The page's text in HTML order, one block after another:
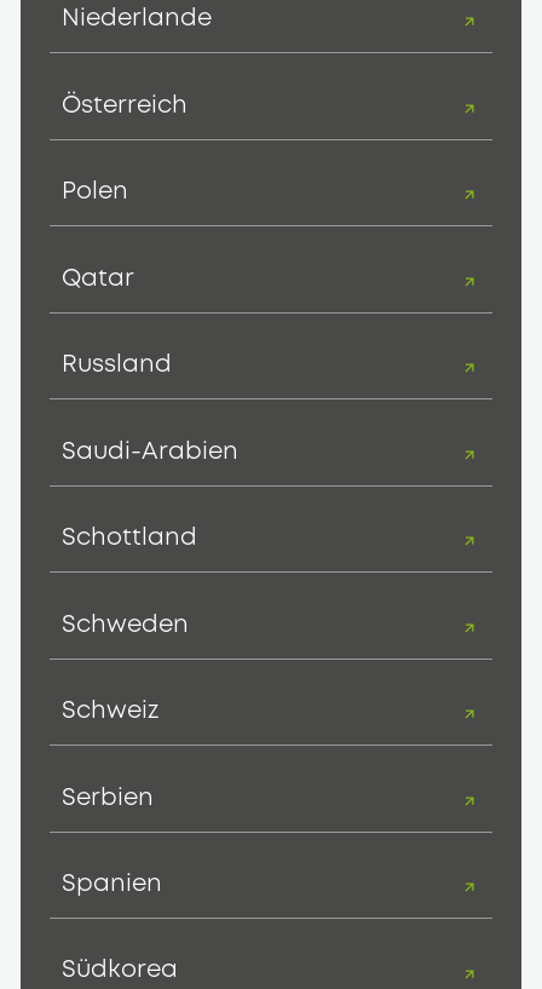
Niederlande
Österreich
Polen
Qatar
Russland
Saudi-Arabien
Schottland
Schweden
Schweiz
Serbien
Spanien
Südkorea